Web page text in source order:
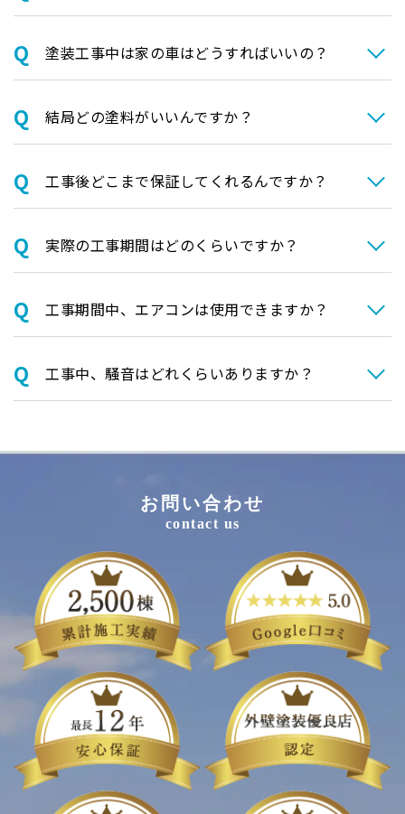
塗装⼯事中は家の⾞はどうすればいいの？
結局どの塗料がいいんですか？
⼯事後どこまで保証してくれるんですか？
実際の⼯事期間はどのくらいですか？
⼯事期間中、エアコンは使⽤できますか？
⼯事中、騒⾳はどれくらいありますか？
お問い合わせ
contact us